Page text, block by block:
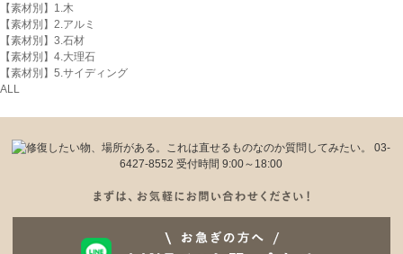
【素材別】1.木
【素材別】2.アルミ
【素材別】3.石材
【素材別】4.大理石
【素材別】5.サイディング
ALL